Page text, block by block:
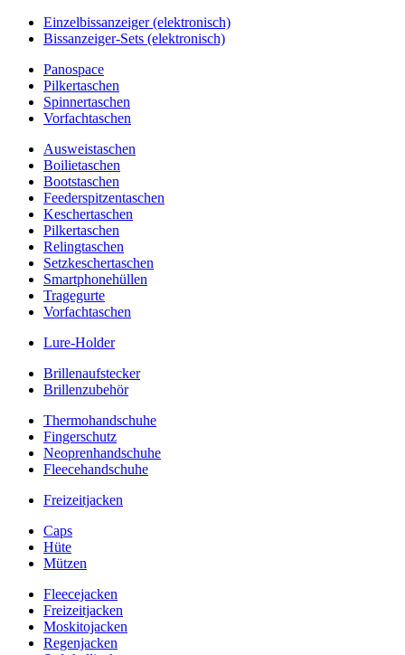
Einzelbissanzeiger (elektronisch)
Bissanzeiger-Sets (elektronisch)
Panospace
Pilkertaschen
Spinnertaschen
Vorfachtaschen
Ausweistaschen
Boilietaschen
Bootstaschen
Feederspitzentaschen
Keschertaschen
Pilkertaschen
Relingtaschen
Setzkeschertaschen
Smartphonehüllen
Tragegurte
Vorfachtaschen
Lure-Holder
Brillenaufstecker
Brillenzubehör
Thermohandschuhe
Fingerschutz
Neoprenhandschuhe
Fleecehandschuhe
Freizeitjacken
Caps
Hüte
Mützen
Fleecejacken
Freizeitjacken
Moskitojacken
Regenjacken